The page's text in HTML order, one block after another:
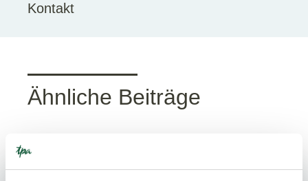
Kontakt
Ähnliche Beiträge
News